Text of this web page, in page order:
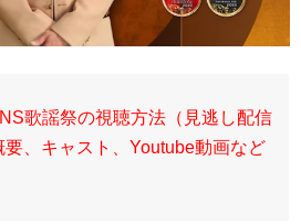
歌謡祭の視聴方法（見逃し配信
、キャスト、Youtube動画など